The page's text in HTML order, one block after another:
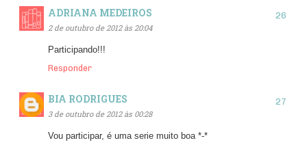
ADRIANA MEDEIROS
2 de outubro de 2012 às 20:04
Participando!!!
Responder
BIA RODRIGUES
3 de outubro de 2012 às 00:28
Vou participar, é uma serie muito boa *-*